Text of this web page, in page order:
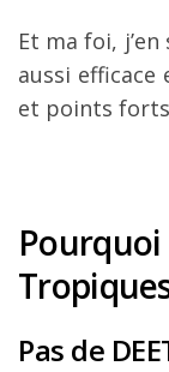
Et ma foi,
aussi
et points
Pas de